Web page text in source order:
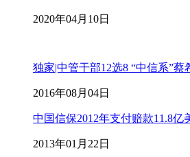
2020年04月10日
独家|中管干部12选8 “中信系”蔡
2016年08月04日
中国信保2012年支付赔款11.8亿
2013年01月22日